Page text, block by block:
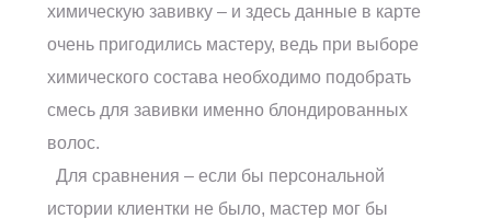
химическую завивку – и здесь данные в карте
очень пригодились мастеру, ведь при выборе
химического состава необходимо подобрать
смесь для завивки именно блондированных
волос.
Для сравнения – если бы персональной
истории клиентки не было, мастер мог бы